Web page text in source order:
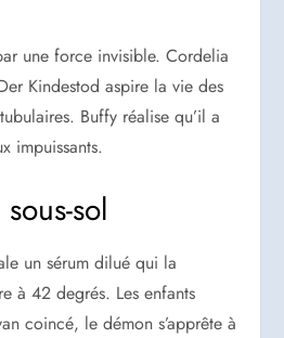
une force invisible. Cordelia
Kindestod aspire la vie des
Buffy réalise qu’il a
impuissants.
sol
un sérum dilué qui la
à 42 degrés. Les enfants
coincé, le démon s’apprête à